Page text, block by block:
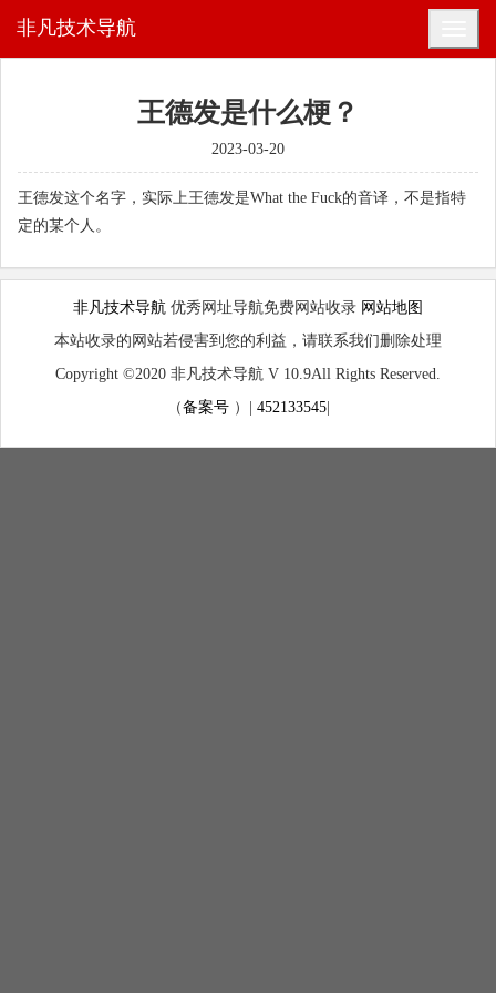
非凡技术导航
王德发是什么梗？
2023-03-20
王德发这个名字，实际上王德发是What the Fuck的音译，不是指特
定的某个人。
非凡技术导航 优秀网址导航免费网站收录 网站地图
本站收录的网站若侵害到您的利益，请联系我们删除处理
Copyright ©2020 非凡技术导航 V 10.9All Rights Reserved.
（备案号）| 452133545|